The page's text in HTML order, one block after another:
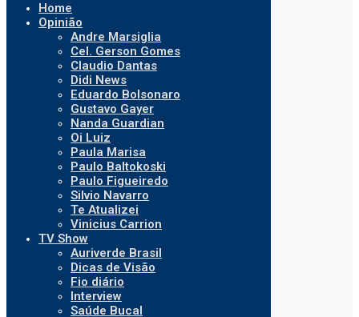
Home
Opinião
Andre Marsiglia
Cel. Gerson Gomes
Claudio Dantas
Didi News
Eduardo Bolsonaro
Gustavo Gayer
Nanda Guardian
Oi Luiz
Paula Marisa
Paulo Baltokoski
Paulo Figueiredo
Silvio Navarro
Te Atualizei
Vinicius Carrion
TV Show
Auriverde Brasil
Dicas de Visão
Fio diário
Interview
Saúde Bucal